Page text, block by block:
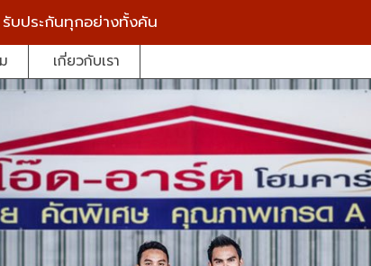
รับประกันทุกอย่างทั้งคัน
เกี่ยวกับเรา